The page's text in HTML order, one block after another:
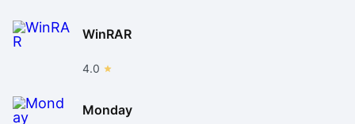
WinRAR
4.0
Monday